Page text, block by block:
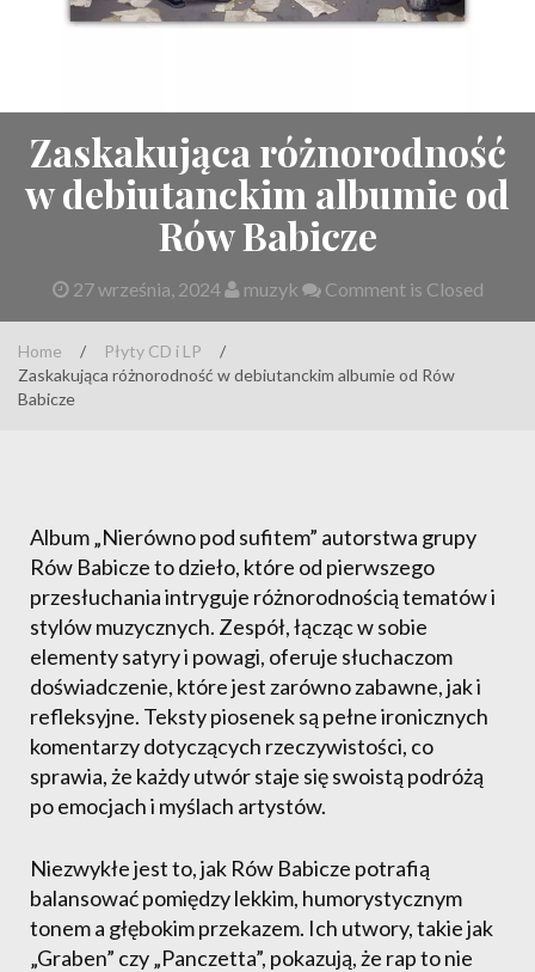
Zaskakująca różnorodność
w debiutanckim albumie od
Rów Babicze
27 września, 2024 muzyk Comment is Closed
Home / Płyty CD i LP
/
Zaskakująca różnorodność w debiutanckim albumie od Rów
Babicze
Album „Nierówno pod sufitem” autorstwa grupy
Rów Babicze to dzieło, które od pierwszego
przesłuchania intryguje różnorodnością tematów i
stylów muzycznych. Zespół, łącząc w sobie
elementy satyry i powagi, oferuje słuchaczom
doświadczenie, które jest zarówno zabawne, jak i
refleksyjne. Teksty piosenek są pełne ironicznych
komentarzy dotyczących rzeczywistości, co
sprawia, że każdy utwór staje się swoistą podróżą
po emocjach i myślach artystów.
Niezwykłe jest to, jak Rów Babicze potrafią
balansować pomiędzy lekkim, humorystycznym
tonem a głębokim przekazem. Ich utwory, takie jak
„Graben” czy „Panczetta”, pokazują, że rap to nie